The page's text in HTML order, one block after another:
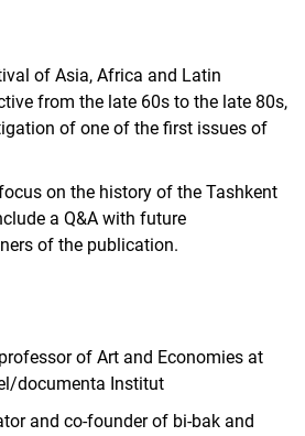
of Asia, Africa and Latin
from the late 60s to the late 80s,
of one of the first issues of
on the history of the Tashkent
a Q&A with future
of the publication.
of Art and Economies at
documenta Institut
and co-founder of bi-bak and